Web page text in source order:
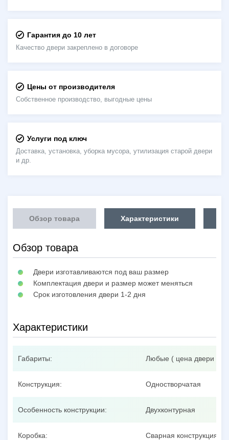
Гарантия до 10 лет
Качество двери закреплено в договоре
Цены от производителя
Собственное производство, выгодные цены
Услуги под ключ
Доставка, установка, уборка мусора, утилизация старой двери
и др.
Обзор товара Характеристики
Обзор товара
Двери изготавливаются под ваш размер
Комплектация двери и размер может меняться
Срок изготовления двери 1-2 дня
Характеристики
Габариты: Любые ( цена двери
Конструкция: Одностворчатая
Особенность конструкции: Двухконтурная
Коробка:
Сварная конструкция из